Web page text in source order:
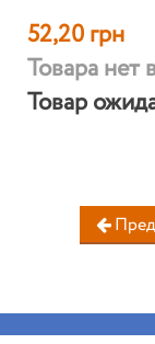
52,20 грн
Товара нет
Товар